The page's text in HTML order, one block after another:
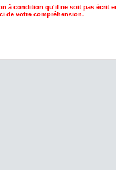
à condition qu'il ne soit pas écrit
de votre compréhension.